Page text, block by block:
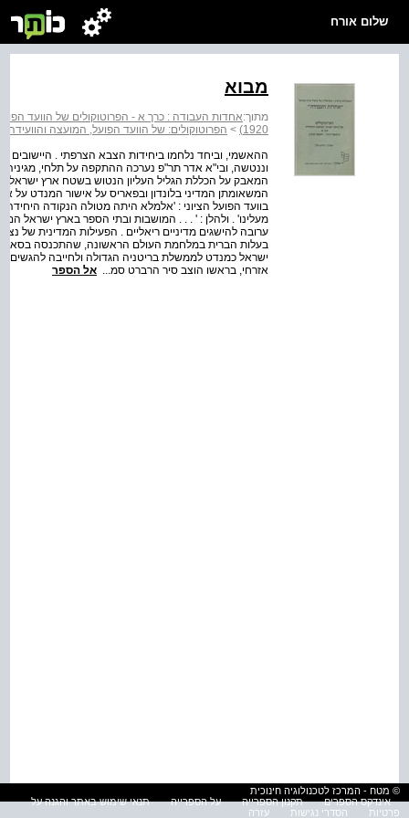
שלום אורח
מבוא
מתוך:
1920)
> הפרוטוקולים: של הוועד הפועל, המועצה והוועידה כרך א' (דצמבר
וננטשה, ובי"א אדר תר"פ נערכה ההתקפה על תל­חי, מגיניה
המשא­ומתן המדיני בלונדון ובפאריס על אישור המנדט על
בוועד הפועל הציוני : 'אלמלא היתה מטולה הנקודה היחידה
ערובה להישגים מדיניים ריאליים . הפעילות המדינית של
ישראל כמנדט לממשלת בריטניה הגדולה ולחייבה
אזרחי, בראשו הוצב סיר הרברט סמ... אל הספר
© מטח - המרכז לטכנולוגיה חינוכית
אינדקס הספרים
תקנון הספרייה על הספרייה
תנאי שימוש באתר והגנה על
פרטיות
הסדרי נגישות עזרה